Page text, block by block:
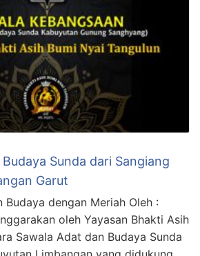
Sunda dari Sangiang
Garut
Budaya dengan Meriah Oleh :
oleh Yayasan Bhakti Asih
Sawala Adat dan Budaya Sunda